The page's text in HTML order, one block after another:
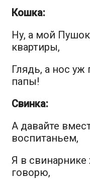
Кошка:
Ну, а мой
квартиры,
Глядь, а нос уж
папы!
Свинка:
А давайте
воспитаньем,
Я в
говорю,